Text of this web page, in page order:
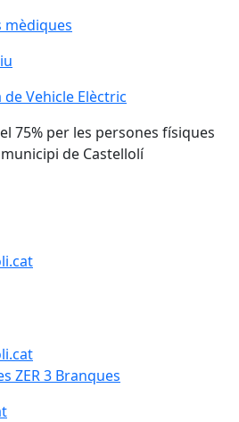
mèdiques
mèdiques
Vehicle Elèctric
Vehicle Elèctric
75% per les persones físiques
de Castellolí
ZER 3 Branques